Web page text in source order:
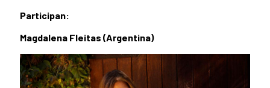
Participan:
Magdalena Fleitas (Argentina)